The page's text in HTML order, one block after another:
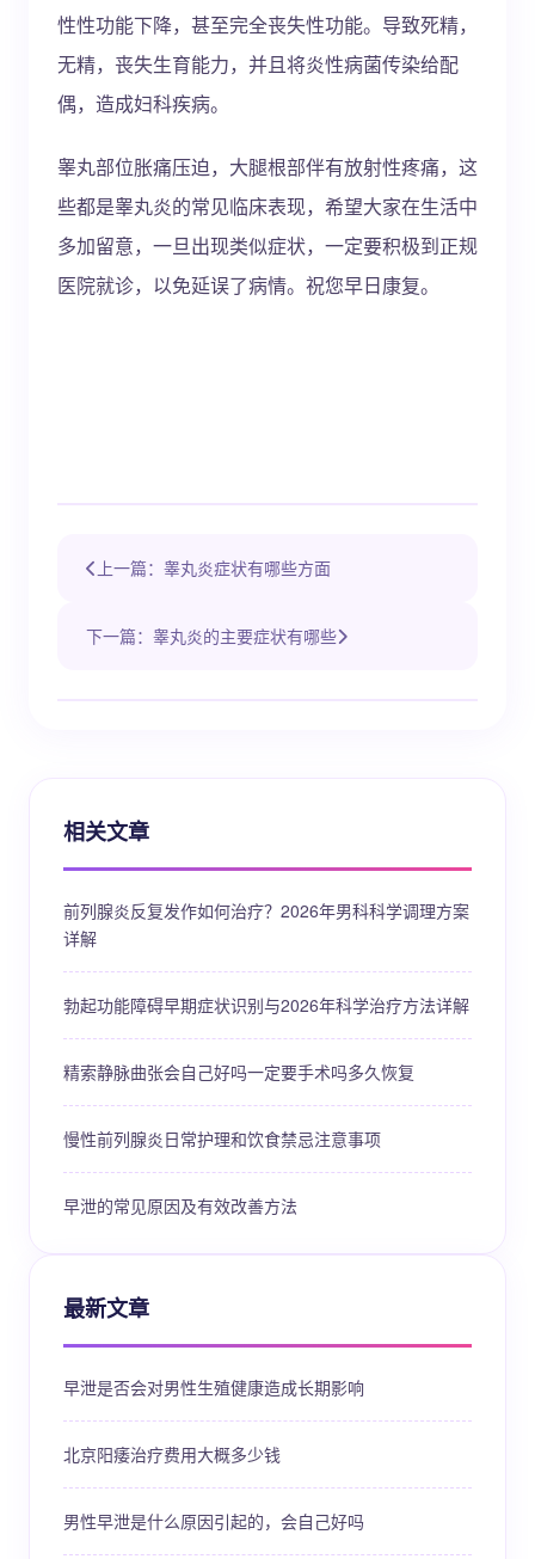
性性功能下降，甚至完全丧失性功能。导致死精，
无精，丧失生育能力，并且将炎性病菌传染给配
偶，造成妇科疾病。
睾丸部位胀痛压迫，大腿根部伴有放射性疼痛，这
些都是睾丸炎的常见临床表现，希望大家在生活中
多加留意，一旦出现类似症状，一定要积极到正规
医院就诊，以免延误了病情。祝您早日康复。
上一篇：睾丸炎症状有哪些方面
下一篇：睾丸炎的主要症状有哪些
相关文章
前列腺炎反复发作如何治疗？2026年男科科学调理方案
详解
勃起功能障碍早期症状识别与2026年科学治疗方法详解
精索静脉曲张会自己好吗一定要手术吗多久恢复
慢性前列腺炎日常护理和饮食禁忌注意事项
早泄的常见原因及有效改善方法
最新文章
早泄是否会对男性生殖健康造成长期影响
北京阳痿治疗费用大概多少钱
男性早泄是什么原因引起的，会自己好吗